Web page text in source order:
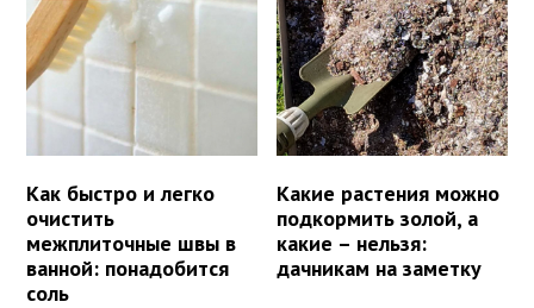
Как быстро и легко
очистить
межплиточные швы в
ванной: понадобится
соль
Какие растения можно
подкормить золой, а
какие – нельзя:
дачникам на заметку